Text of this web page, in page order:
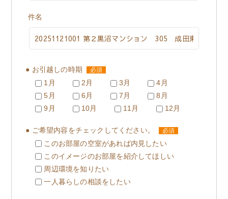
件名
● お引越しの時期 必須
1月 2月 3月
4月
5月
6月 7月
8月
9月
10月 11月 12月
● ご希望内容をチェックしてください。 必須
このお部屋の空室があれば内見したい
このイメージのお部屋を紹介してほしい
周辺環境を知りたい
一人暮らしの相談をしたい